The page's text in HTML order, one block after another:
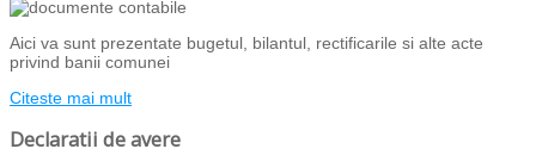
Aici va sunt prezentate bugetul, bilantul, rectificarile si alte acte
privind banii comunei
Citeste mai mult
Declaratii de avere